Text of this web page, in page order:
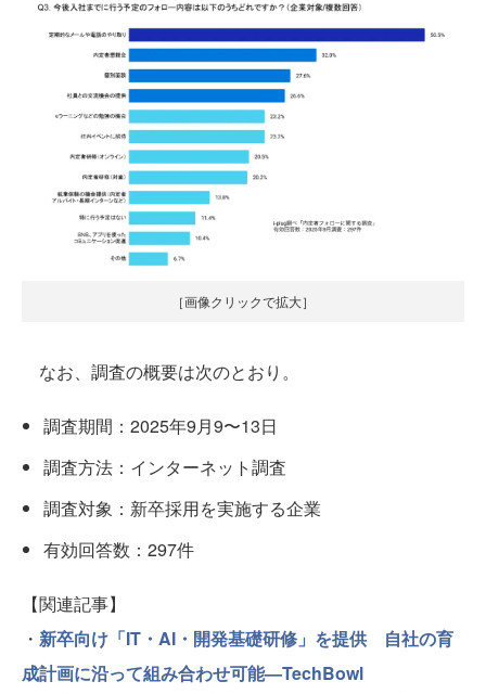
［画像クリックで拡大］
なお、調査の概要は次のとおり。
調査期間：2025年9月9〜13日
調査方法：インターネット調査
調査対象：新卒採用を実施する企業
有効回答数：297件
【関連記事】
・ 新卒向け「IT・AI・開発基礎研修」を提供 自社の育
成計画に沿って組み合わせ可能—TechBowl